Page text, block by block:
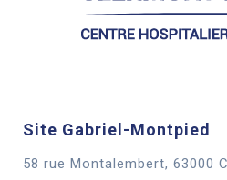
Site Gabriel-Montpied
58 rue Montalembert, 63000